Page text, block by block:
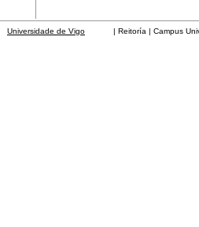
Universidade de Vigo | Reitoría | Campus